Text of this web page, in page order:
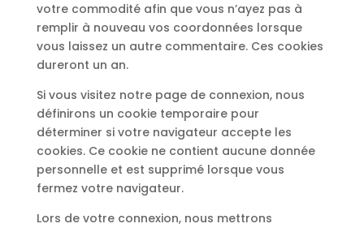
votre commodité afin que vous n’ayez pas à
remplir à nouveau vos coordonnées lorsque
vous laissez un autre commentaire. Ces cookies
dureront un an.
Si vous visitez notre page de connexion, nous
définirons un cookie temporaire pour
déterminer si votre navigateur accepte les
cookies. Ce cookie ne contient aucune donnée
personnelle et est supprimé lorsque vous
fermez votre navigateur.
Lors de votre connexion, nous mettrons